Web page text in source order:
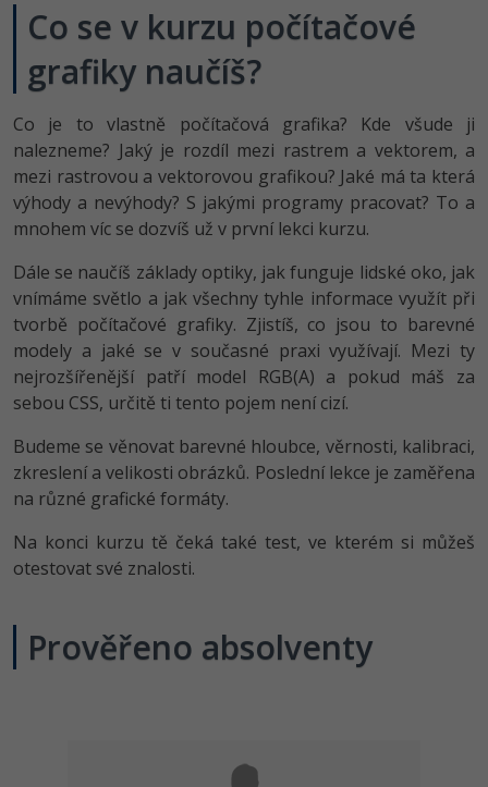
Testování a verzování
UML a návrhové vzory
React
Spring
ASP.NET MVC
Django
Best practices
Python
HTML / CSS
UML a návrhové vzory
MySQL/MariaDB
MS-SQL
SQLite
Systémový administrátor
Grafik / UX/UI návrhář
Projektový manažer
Databázový analytik
Copywriter
WordPress specialista
SEO specialista
-80%
Kotlin -80%
C -80%
SQL
Návrh SW -80%
Algoritmy -41%
Umělá inteligence (AI) -10%
Více
Business
Kryptoměny -25%
Copywriting
MS Office -80%
Google Dokumenty
Time management
Windows
Sítě
Adobe Lightroom
Adobe XD -15%
Adobe InDesign
Adobe After Effects
Blender -80%
Inkscape
Fotografování -80%
Video
Fórum
Blog
Pro firmy
Co se v kurzu počítačové
grafiky naučíš?
Co je to vlastně počítačová grafika? Kde všude ji
nalezneme? Jaký je rozdíl mezi rastrem a vektorem, a
mezi rastrovou a vektorovou grafikou? Jaké má ta která
výhody a nevýhody? S jakými programy pracovat? To a
mnohem víc se dozvíš už v první lekci kurzu.
Dále se naučíš základy optiky, jak funguje lidské oko, jak
vnímáme světlo a jak všechny tyhle informace využít při
tvorbě počítačové grafiky. Zjistíš, co jsou to barevné
modely a jaké se v současné praxi využívají. Mezi ty
nejrozšířenější patří model RGB(A) a pokud máš za
sebou CSS, určitě ti tento pojem není cizí.
Budeme se věnovat barevné hloubce, věrnosti, kalibraci,
zkreslení a velikosti obrázků. Poslední lekce je zaměřena
na různé grafické formáty.
Na konci kurzu tě čeká také test, ve kterém si můžeš
otestovat své znalosti.
Prověřeno absolventy